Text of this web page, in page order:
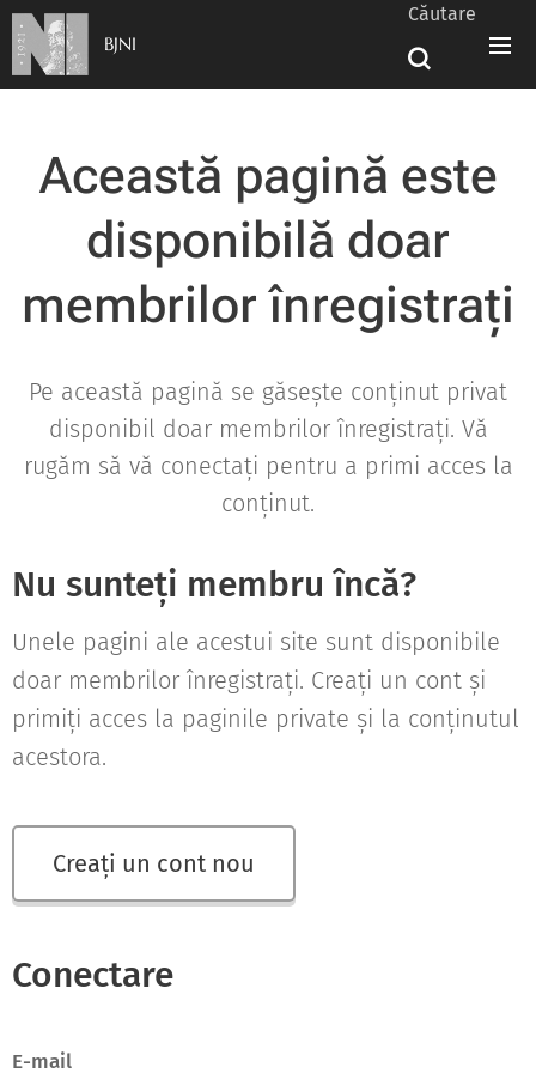
BJNI
Căutare
Această pagină este
disponibilă doar
membrilor înregistrați
Pe această pagină se găsește conținut privat
disponibil doar membrilor înregistrați. Vă
rugăm să vă conectați pentru a primi acces la
conținut.
Nu sunteți membru încă?
Unele pagini ale acestui site sunt disponibile
doar membrilor înregistrați. Creați un cont și
primiți acces la paginile private și la conținutul
acestora.
Creați un cont nou
Conectare
E-mail